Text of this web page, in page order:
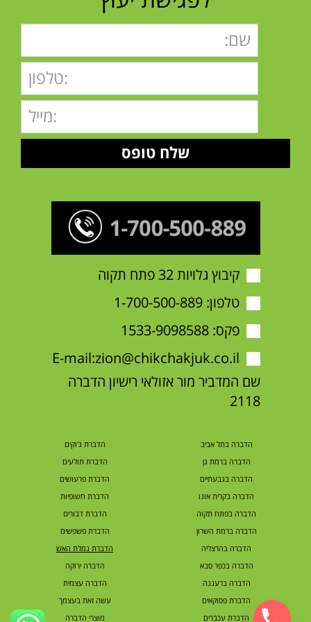
קיבוץ גלויות 32 פתח תקוה
טלפון:1-700-500-889
פקס: 1533-9098588
E-mail:zion@chikchakjuk.co.il
שם המדביר מור אזולאי רישיון הדברה
2118
הדברה בתל אביב
הדברה ברמת גן
הדברה בגבעתיים
הדברה בקרית אונו
הדברה בפתח תקוה
הדברה ברמת השרון
הדברה בהרצליה
הדברה בכפר סבא
הדברה ברעננה
הדברת פסוקאים
הדברת עכברים
הדברת ג'וקים
הדברת תולעים
הדברת פרעושים
הדברת חשופיות
הדברת דבורים
הדברת פשפשים
הדברת נמלת האש
הדברה ירוקה
הדברה עצמית
עשה זאת בעצמך
מוצרי הדברה